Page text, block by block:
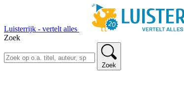
Luisterrijk - vertelt alles
Zoek
Zoek